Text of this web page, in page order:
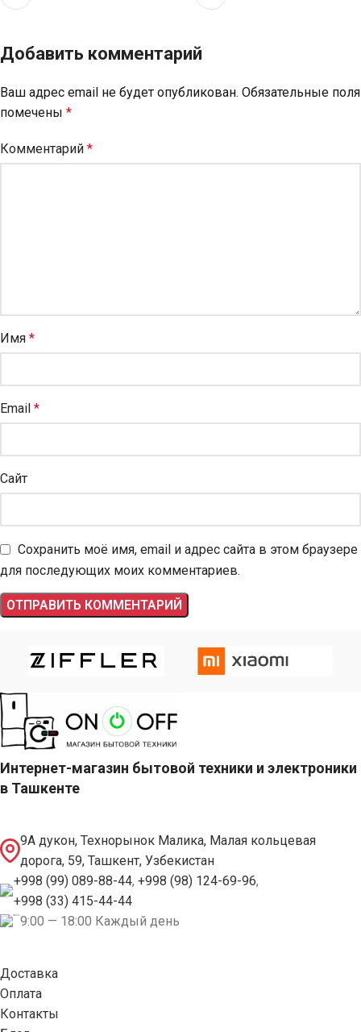
Добавить комментарий
Ваш адрес email не будет опубликован. Обязательные поля
помечены *
Комментарий *
Имя *
Email *
Сайт
Сохранить моё имя, email и адрес сайта в этом браузере
для последующих моих комментариев.
Интернет-магазин бытовой техники и электроники
в Ташкенте
9А дукон, Технорынок Малика, Малая кольцевая
дорога, 59, Ташкент, Узбекистан
+998 (99) 089-88-44, +998 (98) 124-69-96,
+998 (33) 415-44-44
9:00 — 18:00 Каждый день
Доставка
Оплата
Контакты